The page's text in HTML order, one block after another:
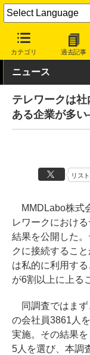
カテゴリ 過去記事
INTERNET Watch
ニュース
テレワークは
ある企業が多
リスト
MMDLabo株式
レワークにおけ
結果を公開した
クに接続するこ
は私的に利用す
が6割以上に上る
同調査ではまず
の会社員3861人
実施。その結果
5人を選び、本調